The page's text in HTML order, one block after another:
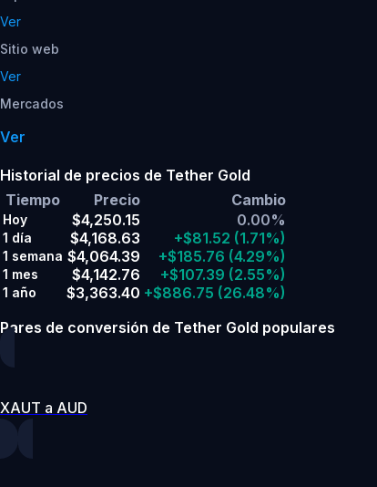
Ver
Sitio web
Ver
Mercados
Ver
Historial de precios de Tether Gold
Tiempo
Precio Cambio
Hoy $4,250.15 0.00%
1 día $4,168.63 +$81.52 (1.71%)
1 semana $4,064.39 +$185.76 (4.29%)
1 mes $4,142.76 +$107.39 (2.55%)
1 año $3,363.40 +$886.75 (26.48%)
Pares de conversión de Tether Gold populares
XAUT a AUD